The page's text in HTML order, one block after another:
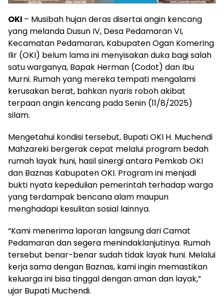
OKI – Musibah hujan deras disertai angin kencang
yang melanda Dusun IV, Desa Pedamaran VI,
Kecamatan Pedamaran, Kabupaten Ogan Komering
Ilir (OKI) belum lama ini menyisakan duka bagi salah
satu warganya, Bapak Herman (Codot) dan Ibu
Murni. Rumah yang mereka tempati mengalami
kerusakan berat, bahkan nyaris roboh akibat
terpaan angin kencang pada Senin (11/8/2025)
silam.
Mengetahui kondisi tersebut, Bupati OKI H. Muchendi
Mahzareki bergerak cepat melalui program bedah
rumah layak huni, hasil sinergi antara Pemkab OKI
dan Baznas Kabupaten OKI. Program ini menjadi
bukti nyata kepedulian pemerintah terhadap warga
yang terdampak bencana alam maupun
menghadapi kesulitan sosial lainnya.
“Kami menerima laporan langsung dari Camat
Pedamaran dan segera menindaklanjutinya. Rumah
tersebut benar-benar sudah tidak layak huni. Melalui
kerja sama dengan Baznas, kami ingin memastikan
keluarga ini bisa tinggal dengan aman dan layak,”
ujar Bupati Muchendi.